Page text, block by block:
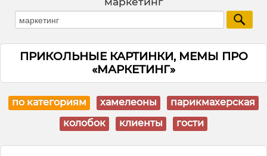
ПРИКОЛЬНЫЕ КАРТИНКИ, МЕМЫ ПРО
«МАРКЕТИНГ»
по категориям хамелеоны
парикмахерская
колобок
клиенты гости